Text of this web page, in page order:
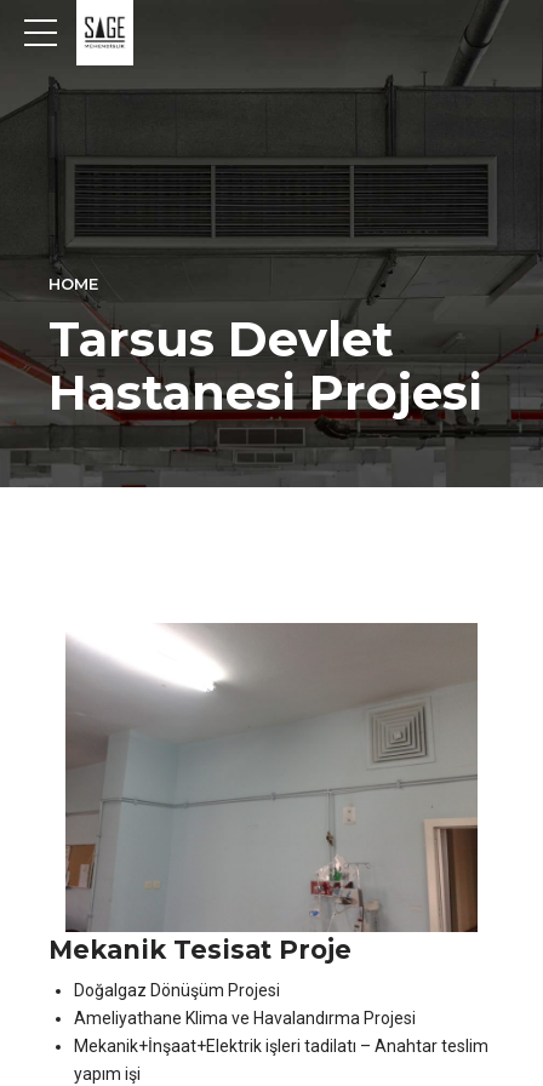
HOME
Tarsus Devlet
Hastanesi Projesi
Mekanik Tesisat Proje
Doğalgaz Dönüşüm Projesi
Ameliyathane Klima ve Havalandırma Projesi
Mekanik+İnşaat+Elektrik işleri tadilatı – Anahtar teslim
yapım işi